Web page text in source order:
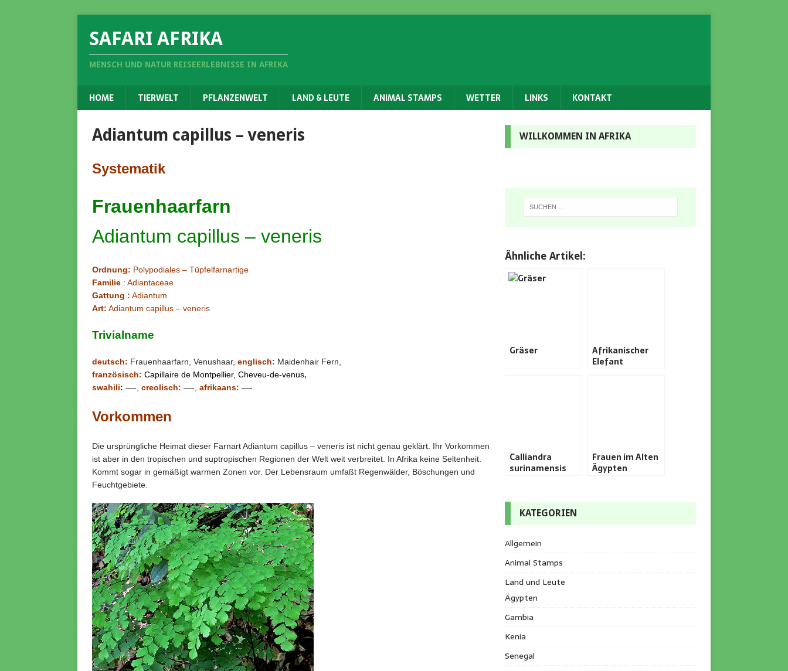
SAFARI AFRIKA
MENSCH UND NATUR REISEERLEBNISSE IN AFRIKA
HOME TIERWELT PFLANZENWELT LAND & LEUTE ANIMAL STAMPS WETTER LINKS KONTAKT
Adiantum capillus – veneris
Systematik
Frauenhaarfarn
Adiantum capillus – veneris
Ordnung: Polypodiales – Tüpfelfarnartige
Familie : Adiantaceae
Gattung : Adiantum
Art: Adiantum capillus – veneris
Trivialname
deutsch: Frauenhaarfarn, Venushaar, englisch: Maidenhair Fern,
französisch: Capillaire de Montpellier, Cheveu-de-venus,
swahili: —-, creolisch: —-, afrikaans: —-.
Vorkommen
Die ursprüngliche Heimat dieser Farnart Adiantum capillus – veneris ist nicht genau geklärt. Ihr Vorkommen
ist aber in den tropischen und suptropischen Regionen der Welt weit verbreitet. In Afrika keine Seltenheit.
Kommt sogar in gemäßigt warmen Zonen vor. Der Lebensraum umfaßt Regenwälder, Böschungen und
Feuchtgebiete.
WILLKOMMEN IN AFRIKA
Ähnliche Artikel:
Gräser
Afrikanischer
Elefant
Calliandra
surinamensis
Frauen im Alten
Ägypten
KATEGORIEN
Allgemein
Animal Stamps
Land und Leute
Ägypten
Gambia
Kenia
Senegal